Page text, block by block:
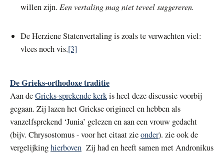
willen zijn. Een vertaling mag niet teveel suggereren.
De Herziene Statenvertaling is zoals te verwachten viel:
vlees noch vis.[3]
De Grieks-orthodoxe traditie
Aan deGrieks-sprekende kerkis heel deze discussie voorbij
gegaan. Zij lazen het Griekse origineel en hebben als
vanzelfsprekend ‘Junia’ gelezen en aan een vrouw gedacht
(bijv. Chrysostomus - voor het citaat zieonder). zie ook de
vergelijkinghierboven Zij had en heeft samen met Andronikus